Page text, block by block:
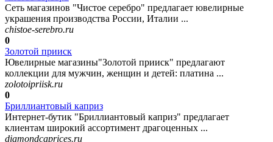
Сеть магазинов "Чистое серебро" предлагает ювелирные
украшения производства России, Италии ...
chistoe-serebro.ru
0
Золотой прииск
Ювелирные магазины"Золотой прииск" предлагают
коллекции для мужчин, женщин и детей: платина ...
zolotoipriisk.ru
0
Бриллиантовый каприз
Интернет-бутик "Бриллиантовый каприз" предлагает
клиентам широкий ассортимент драгоценных ...
diamondcaprices.ru